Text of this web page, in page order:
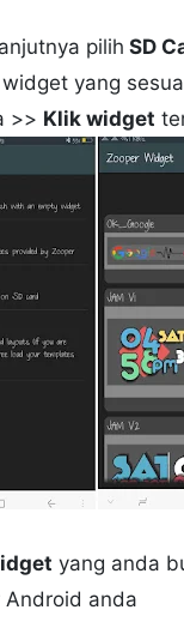
pilih SD
yang
>> Klik widget
yang anda
anda